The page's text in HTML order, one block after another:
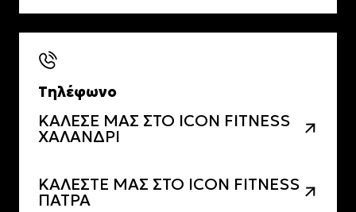
Τηλέφωνο
ΚΑΛΕΣΕ ΜΑΣ ΣΤΟ ICON FITNESS
ΧΑΛΑΝΔΡΙ
ΚΑΛΕΣΤΕ ΜΑΣ ΣΤΟ ICON FITNESS
ΠΑΤΡΑ